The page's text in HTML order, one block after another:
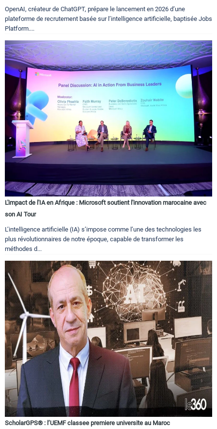
OpenAI, créateur de ChatGPT, prépare le lancement en 2026 d’une
plateforme de recrutement basée sur l’intelligence artificielle, baptisée Jobs
Platform....
L'impact de l'IA en Afrique : Microsoft soutient l'innovation marocaine avec
son AI Tour
L’intelligence artificielle (IA) s’impose comme l’une des technologies les
plus révolutionnaires de notre époque, capable de transformer les
méthodes d...
ScholarGPS® : l’UEMF classee premiere universite au Maroc